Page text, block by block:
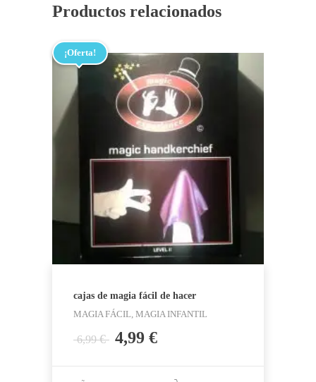
Productos relacionados
¡Oferta!
cajas de magia fácil de hacer
MAGIA FÁCIL, MAGIA INFANTIL
6,99€
El
4,99 €El